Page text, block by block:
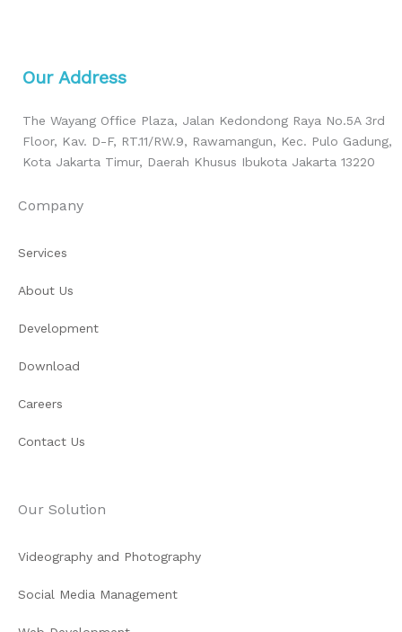
Our Address
The Wayang Office Plaza, Jalan Kedondong Raya No.5A 3rd
Floor, Kav. D-F, RT.11/RW.9, Rawamangun, Kec. Pulo Gadung,
Kota Jakarta Timur, Daerah Khusus Ibukota Jakarta 13220
Company
Services
About Us
Development
Download
Careers
Contact Us
Our Solution
Videography and Photography
Social Media Management